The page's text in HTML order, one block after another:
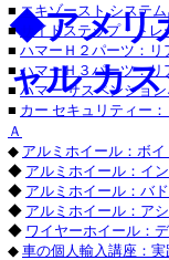
■ エキゾースト システ
■ サイドステップ・ト
■ ハマーＨ２パーツ：リ
■ ハマーＨ３パーツ：リ
■ ハマー サスペンショ
■ カー セキュリティー
Ａ
◆ アルミホイール：ボ
◆ アルミホイール：イ
◆ アルミホイール：バ
◆ アルミホイール：ア
◆ ワイヤーホイール：
◆ 車の個人輸入講座：実
◆アメリ
ャル カス